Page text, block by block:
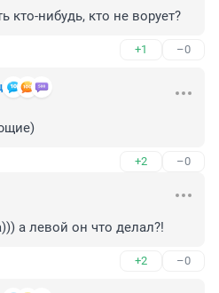
кто-нибудь, кто не ворует?
+1 –0
+2 –0
а левой он что делал?!
+2 –0